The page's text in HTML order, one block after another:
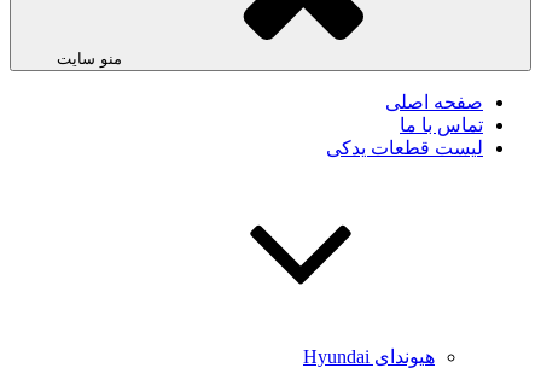
منو سایت
صفحه اصلی
تماس با ما
لیست قطعات یدکی
هیوندای Hyundai